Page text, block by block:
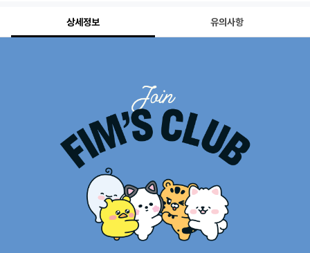
상세정보 유의사항